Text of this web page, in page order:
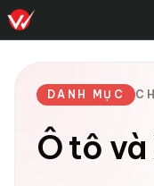
DANH MỤC
Ô tô